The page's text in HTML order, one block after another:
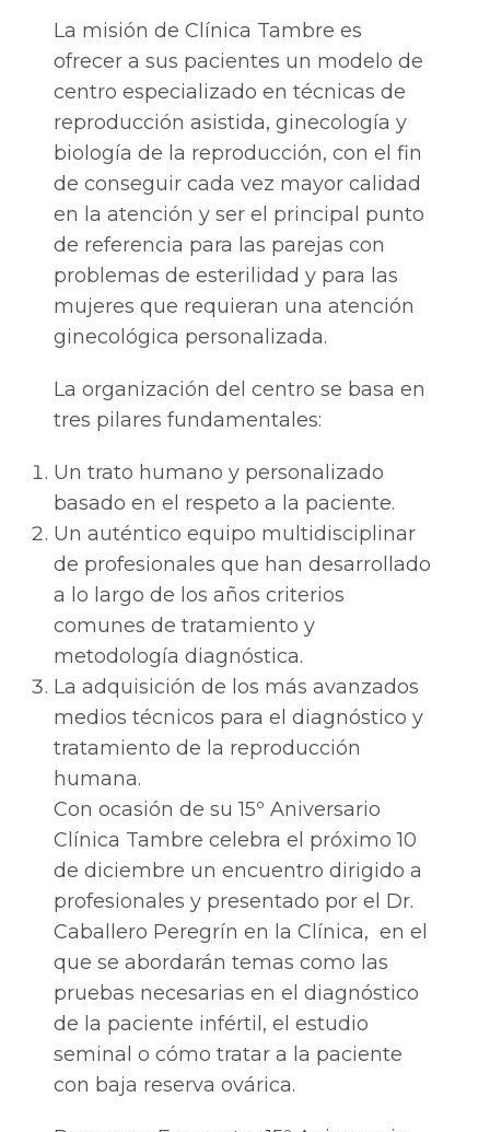
La misión de Clínica Tambre es
ofrecer a sus pacientes un modelo de
centro especializado en técnicas de
reproducción asistida, ginecología y
biología de la reproducción, con el fin
de conseguir cada vez mayor calidad
en la atención y ser el principal punto
de referencia para las parejas con
problemas de esterilidad y para las
mujeres que requieran una atención
ginecológica personalizada.
La organización del centro se basa en
tres pilares fundamentales:
Un trato humano y personalizado
basado en el respeto a la paciente.
Un auténtico equipo multidisciplinar
de profesionales que han desarrollado
a lo largo de los años criterios
comunes de tratamiento y
metodología diagnóstica.
La adquisición de los más avanzados
medios técnicos para el diagnóstico y
tratamiento de la reproducción
humana.
Con ocasión de su 15º Aniversario
Clínica Tambre celebra el próximo 10
de diciembre un encuentro dirigido a
profesionales y presentado por el Dr.
Caballero Peregrín en la Clínica, en el
que se abordarán temas como las
pruebas necesarias en el diagnóstico
de la paciente infértil, el estudio
seminal o cómo tratar a la paciente
con baja reserva ovárica.